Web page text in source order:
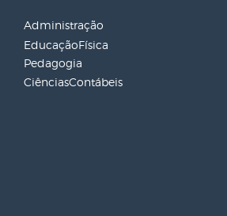
Administração
EducaçãoFísica
Pedagogia
CiênciasContábeis